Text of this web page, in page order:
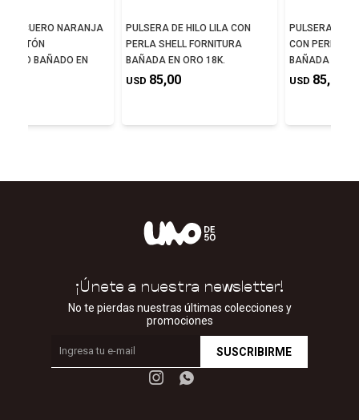
DE CUERO NARANJA
BAÑADO EN
PULSERA DE HILO LILA CON
PERLA SHELL FORNITURA
BAÑADA EN ORO 18K.
USD 85,00
PULSERA DE
CON PERLA
BAÑADA EN
USD 85,00
¡Únete a nuestra newsletter!
No te pierdas nuestras últimas colecciones y
promociones
SUSCRIBIRME
 